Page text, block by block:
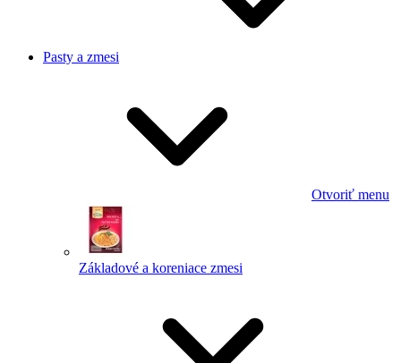
Pasty a zmesi
Otvoriť menu
Základové a koreniace zmesi